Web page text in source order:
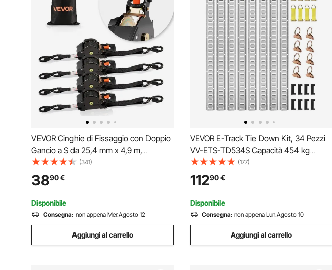
VEVOR Cinghie di Fissaggio con Doppio
Gancio a S da 25,4 mm x 4,9 m,
Resistenza alla Rottura di 700 kg, Borsa
per il Trasporto, per Traslochi, Rimorchi,
Motociclette, Kayak, Tetto, Confezione
da 4
(341)
3890€
Disponibile
Consegna: non appena Mer.Agosto 12
Aggiungi al carrello
VEVOR E-Track Tie Down Kit, 34 Pezzi
VV-ETS-TD534S Capacità 454 kg
Lunghezza 5 Piedi Binari della Linea a E-
track in Acciaio con Cinghie di Fissaggio
e Anelli per I Rimorchi, Pickup, Camion e
Furgoni
(177)
11290€
Disponibile
Consegna: non appena Lun.Agosto 10
Aggiungi al carrello